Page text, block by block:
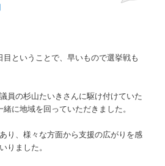
ということで、早いもので選挙戦も
員の杉山たいきさんに駆け付けていた
に地域を回っていただきました。
り、様々な方面から支援の広がりを感
りました。